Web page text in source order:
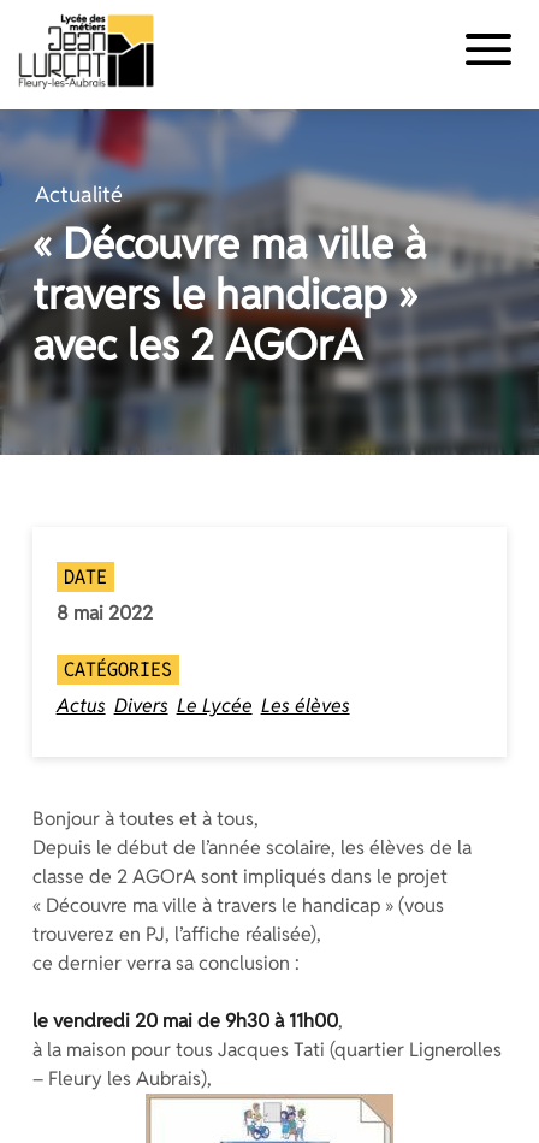
au
contenu
Actualité
« Découvre ma ville à
travers le handicap »
avec les 2 AGOrA
DATE
8 mai 2022
CATÉGORIES
Actus Divers Le Lycée Les élèves
Bonjour à toutes et à tous,
Depuis le début de l’année scolaire, les élèves de la
classe de 2 AGOrA sont impliqués dans le projet
« Découvre ma ville à travers le handicap » (vous
trouverez en PJ, l’affiche réalisée),
ce dernier verra sa conclusion :
le vendredi 20 mai de 9h30 à 11h00,
à la maison pour tous Jacques Tati (quartier Lignerolles
– Fleury les Aubrais),
Panneau de gestion des cookies